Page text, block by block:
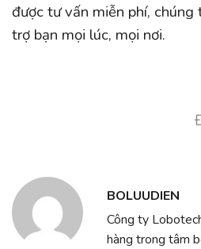
được tư vấn miễn phí, chúng
trợ bạn mọi lúc, mọi nơi.
BOLUUDIEN
Công ty
hàng trong tâm